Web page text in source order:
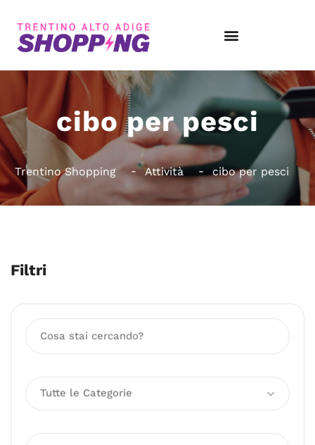
cibo per pesci
Trentino Shopping Attività cibo per pesci
Filtri
Tutte le Categorie